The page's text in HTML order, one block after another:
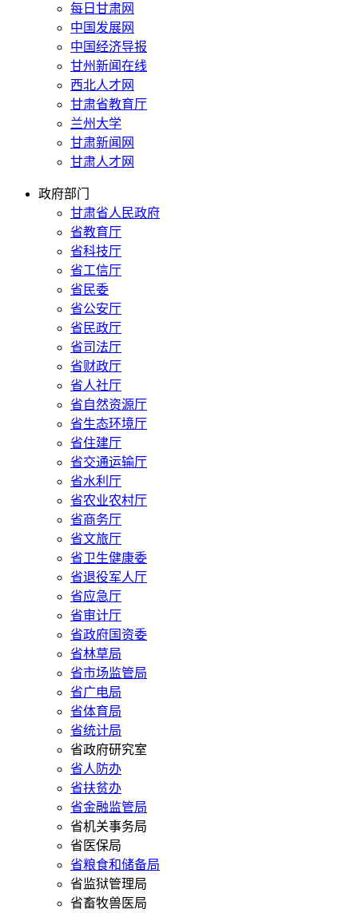
每日甘肃网
中国发展网
中国经济导报
甘州新闻在线
西北人才网
甘肃省教育厅
兰州大学
甘肃新闻网
甘肃人才网
政府部门
甘肃省人民政府
省教育厅
省科技厅
省工信厅
省民委
省公安厅
省民政厅
省司法厅
省财政厅
省人社厅
省自然资源厅
省生态环境厅
省住建厅
省交通运输厅
省水利厅
省农业农村厅
省商务厅
省文旅厅
省卫生健康委
省退役军人厅
省应急厅
省审计厅
省政府国资委
省林草局
省市场监管局
省广电局
省体育局
省统计局
省政府研究室
省人防办
省扶贫办
省金融监管局
省机关事务局
省医保局
省粮食和储备局
省监狱管理局
省畜牧兽医局